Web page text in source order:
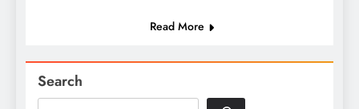
Read More
Search